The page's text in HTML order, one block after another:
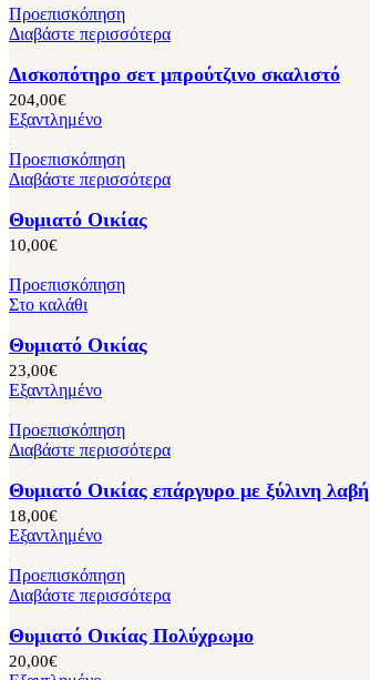
Προεπισκόπηση
Διαβάστε περισσότερα
Δισκοπότηρο σετ μπρούτζινο σκαλιστό
204,00€
Εξαντλημένο
Προεπισκόπηση
Διαβάστε περισσότερα
Θυμιατό Οικίας
10,00€
Προεπισκόπηση
Στο καλάθι
Θυμιατό Οικίας
23,00€
Εξαντλημένο
Προεπισκόπηση
Διαβάστε περισσότερα
Θυμιατό Οικίας επάργυρο με ξύλινη λαβή
18,00€
Εξαντλημένο
Προεπισκόπηση
Διαβάστε περισσότερα
Θυμιατό Οικίας Πολύχρωμο
20,00€